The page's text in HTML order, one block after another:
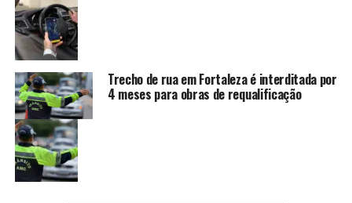
Trecho de rua em Fortaleza é interditada por
4 meses para obras de requalificação